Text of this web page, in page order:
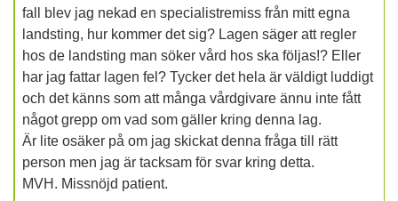
fall blev jag nekad en specialistremiss från mitt egna
landsting, hur kommer det sig? Lagen säger att regler
hos de landsting man söker vård hos ska följas!? Eller
har jag fattar lagen fel? Tycker det hela är väldigt luddigt
och det känns som att många vårdgivare ännu inte fått
något grepp om vad som gäller kring denna lag.
Är lite osäker på om jag skickat denna fråga till rätt
person men jag är tacksam för svar kring detta.
MVH. Missnöjd patient.